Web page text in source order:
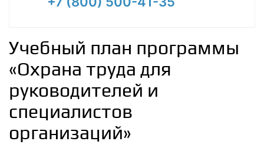
Учебный план программы
«Охрана труда для
руководителей и
специалистов
организаций»